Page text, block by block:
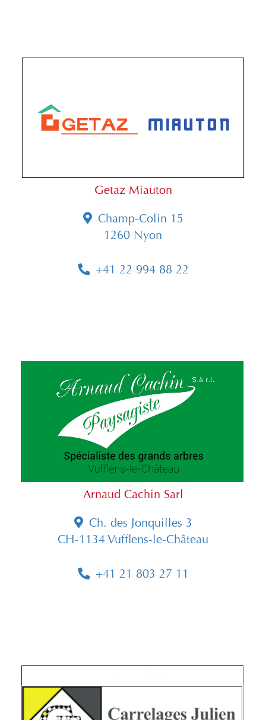
Getaz Miauton
Champ-Colin 15
1260 Nyon
+41 22 994 88 22
Arnaud Cachin Sarl
Ch. des Jonquilles 3
CH-1134 Vufflens-le-Château
+41 21 803 27 11